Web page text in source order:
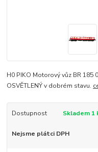
H0 PIKO Motorový vůz BR
OSVĚTLENÝ v dobrém stavu.
Dostupnost Skladem 1
Nejsme plátci DPH